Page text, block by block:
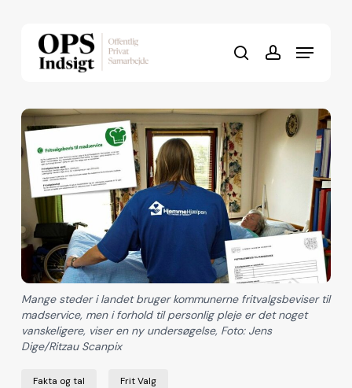
searchaccount
Menu
Fakta og tal Frit Valg
Mange steder i landet bruger kommunerne fritvalgsbeviser til
madservice, men i forhold til personlig pleje er det noget
vanskeligere, viser en ny undersøgelse, Foto: Jens
Dige/Ritzau Scanpix
Close